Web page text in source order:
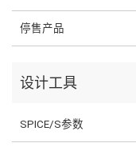
停售产品
设计工具
SPICE/S参数